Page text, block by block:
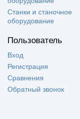
Станки и станочное
оборудование
Пользователь
Вход
Регистрация
Сравнения
Обратный звонок